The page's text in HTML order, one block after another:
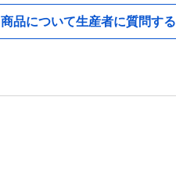
商品について生産者に質問する